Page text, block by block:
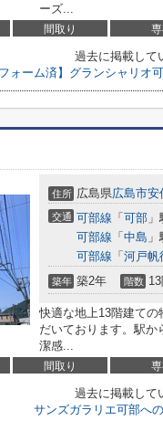
ーズ...
間取り
過去に掲載して
フォーム済】グランシャリオ
住所 広島県広島市安
交通 可部線 「 可部
可部線 「 中島
可部線 「 河戸帆
築年 築2年 階数
快適な地上13階建ての
だいております。駅か
潔感...
間取り
過去に掲載して
サンズガラリエ可部へ